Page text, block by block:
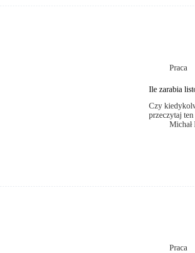
Praca
Ile zarabia
Czy
przeczytaj
Praca